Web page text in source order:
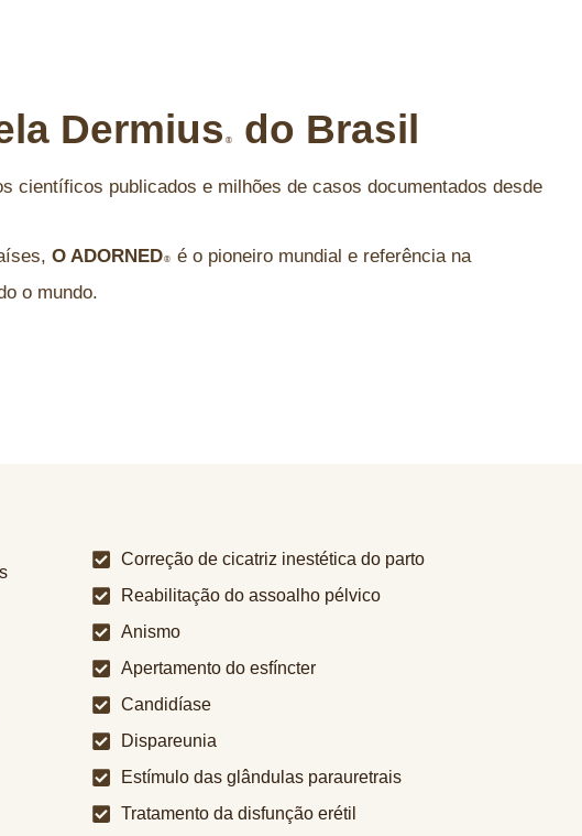
Dermius ® do Brasil
científicos publicados e milhões de casos documentados desde
O ADORNED®
é o pioneiro mundial e referência na
o mundo.
Correção de cicatriz inestética do parto
Reabilitação do assoalho pélvico
Anismo
Apertamento do esfíncter
Candidíase
Dispareunia
Estímulo das glândulas parauretrais
Tratamento da disfunção erétil